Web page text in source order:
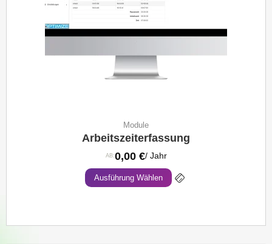
Module
Arbeitszeiterfassung
AB:0,00 €/ Jahr
Ausführung Wählen